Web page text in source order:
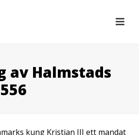
av Halmstads
kung Kristian III ett mandat